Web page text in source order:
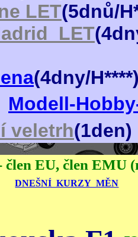
LET(5dnů/
(4dn
(4dny/
Modell-
veletrh(1den)
EU, člen EMU
DNEŠNÍ KURZY MĚN